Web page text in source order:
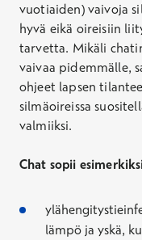
vuotiaiden) vaivoja
hyvä eikä oireisiin
tarvetta. Mikäli
vaivaa pidemmälle,
ohjeet lapsen
silmäoireissa
valmiiksi.
Chat sopii
lämpö ja yskä,